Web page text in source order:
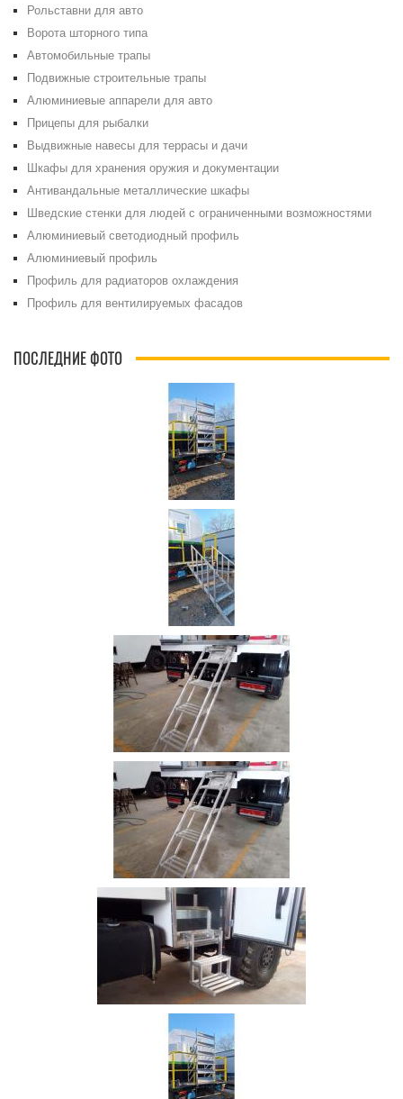
Рольставни для авто
Ворота шторного типа
Автомобильные трапы
Подвижные строительные трапы
Алюминиевые аппарели для авто
Прицепы для рыбалки
Выдвижные навесы для террасы и дачи
Шкафы для хранения оружия и документации
Антивандальные металлические шкафы
Шведские стенки для людей с ограниченными возможностями
Алюминиевый светодиодный профиль
Алюминиевый профиль
Профиль для радиаторов охлаждения
Профиль для вентилируемых фасадов
ПОСЛЕДНИЕ ФОТО